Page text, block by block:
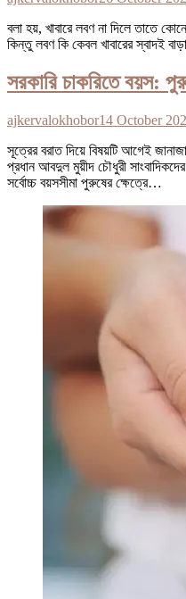
বলা হয়, খাবারে লবণ না দিলে তাতে
কিন্তু লবণ কি কেবল খাবারের স্বাদই
সরকারি চাকরিতে বয়স:
ajkervalokhobor14 October
সূত্রের বরাত দিয়ে বিষয়টি আগেই
প্রধান আবদুল মুয়ীদ চৌধুরী
সর্বোচ্চ বয়সসীমা পুরুষের ক্ষেত্রে…